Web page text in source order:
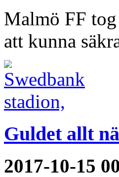
Malmö FF
att kunna
Guldet allt
2017-10-15